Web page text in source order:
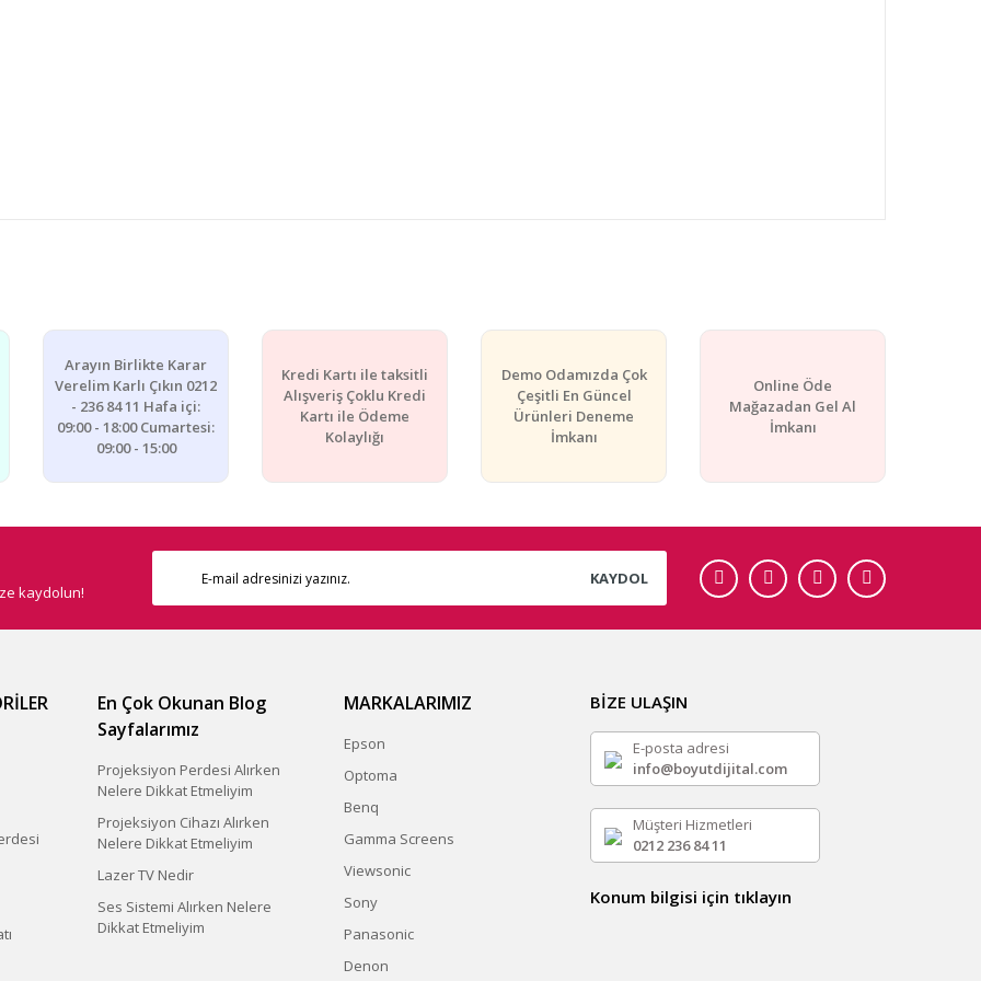
Arayın Birlikte Karar
Verelim Karlı Çıkın 0212
- 236 84 11 Hafa içi:
09:00 - 18:00 Cumartesi:
09:00 - 15:00
Kredi Kartı ile taksitli
Alışveriş Çoklu Kredi
Kartı ile Ödeme
Kolaylığı
Demo Odamızda Çok
Çeşitli En Güncel
Ürünleri Deneme
İmkanı
Online Öde
Mağazadan Gel Al
İmkanı
kaydolun!
KAYDOL
En Çok Okunan Blog
Sayfalarımız
Projeksiyon Perdesi Alırken
Nelere Dikkat Etmeliyim
Projeksiyon Cihazı Alırken
Nelere Dikkat Etmeliyim
Lazer TV Nedir
Ses Sistemi Alırken Nelere
Dikkat Etmeliyim
MARKALARIMIZ
Epson
Optoma
Benq
Gamma Screens
Viewsonic
Sony
Panasonic
Denon
BİZE ULAŞIN
E-posta adresi
info@boyutdijital.com
Müşteri Hizmetleri
0212 236 84 11
Konum bilgisi için tıklayın